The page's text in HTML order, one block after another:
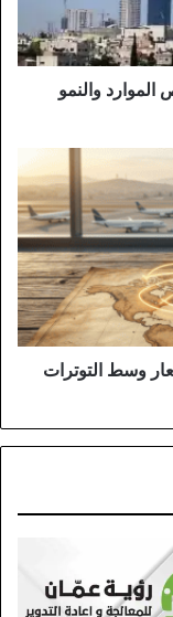
والنمو
وسط التوترات